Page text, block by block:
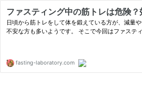
ファスティング中の筋トレは危険？
日頃から筋トレをして体を鍛えている方が、減量
不安な方も多いようです。 そこで今回はファステ
fasting-laboratory.com